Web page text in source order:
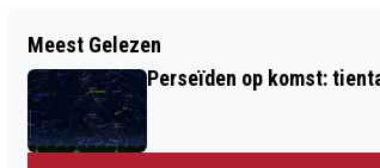
OOK HET VIRUS H5N8 IS EEN
VAN GOD
Meest Gelezen
Perseïden op komst: